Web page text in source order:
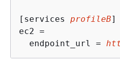
[services profileB]
ec2 =
  endpoint_url =